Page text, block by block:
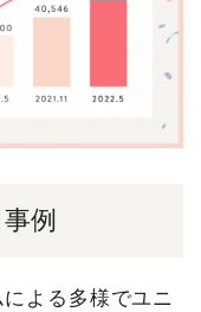
例
よる多様でユニ